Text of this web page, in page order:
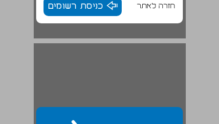
חזרה לאתר כניסת רשומים
מישור החוף התיכון ויישובו ... 30